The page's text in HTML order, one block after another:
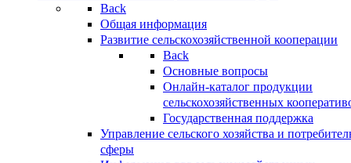
Back
Общая информация
Развитие сельскохозяйственной кооперации
Back
Основные вопросы
Онлайн-каталог продукции
сельскохозяйственных
Государственная поддержка
Управление сельского хозяйства и
сферы